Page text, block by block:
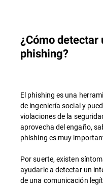
¿Cómo detectar
phishing?
El phishing es una
de ingeniería social y
violaciones de la
aprovecha del engaño,
phishing es muy
Por suerte, existen
ayudarle a detectar un
de una comunicación